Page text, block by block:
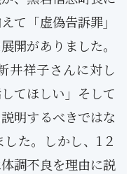
て「虚偽告訴罪」
開がありました。
井祥子さんに対し
てほしい」そして
明するべきではな
た。しかし、1２
調不良を理由に説